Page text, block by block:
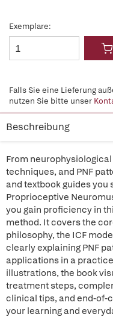
Exemplare:
Falls Sie eine Lieferung
nutzen Sie bitte unser
Beschreibung
From
techniques, and PNF
and textbook guides
Proprioceptive
you gain proficiency in
method. It covers the
philosophy, the ICF
clearly explaining PNF
applications in a
illustrations, the book
treatment steps,
clinical tips, and end-of-
your learning and